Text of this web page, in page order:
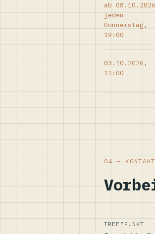
ab
jeden
Donnerstag,
19:00
03.10.2026,
11:00
04 — KONTAKT
TREFFPUNKT